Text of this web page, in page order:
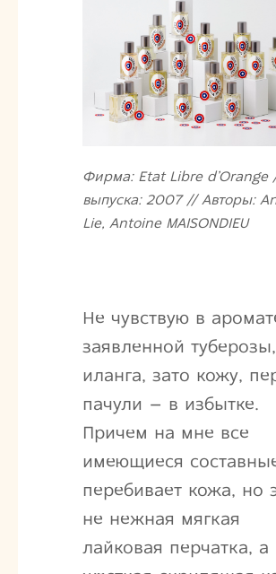
Фирма: Etat Libre d’Orange
выпуска: 2007 // Авторы:
Lie, Antoine MAISONDIEU
Не чувствую в
заявленной
иланга, зато кожу,
пачули – в избытке.
Причем на мне все
имеющиеся
перебивает кожа, но
не нежная мягкая
лайковая перчатка, а